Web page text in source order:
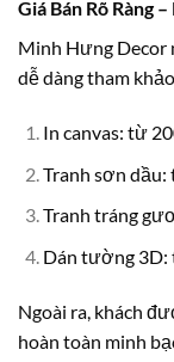
Giá Bán Rõ Ràng
Minh Hưng Decor
dễ dàng tham
In canvas: từ
Tranh sơn
Tranh tráng
Dán tường 3D:
Ngoài ra, khách
hoàn toàn minh